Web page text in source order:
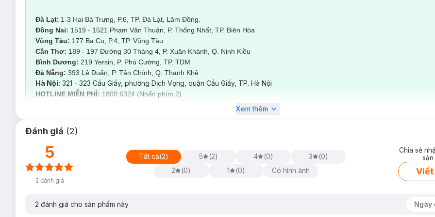
Đặc quyền liệu trình trọn gói khi khách hàng triệt lông tại Hasaki Clinic
Những trường hợp được khuyên sử dụng dịch vụ Triệt Lông Diode Laser:
Đã sử dụng nhiều biện pháp loại bỏ lông như: wax, cạo, nhổ,... nhưng không mang lại hiệu quả và khiến nang lông trở nên
Đà Lạt: 1-3 Hai Bà Trưng, P.6, TP. Đà Lạt, Lâm Đồng.
Đồng Nai: 1519 - 1521 Phạm Văn Thuận, P. Thống Nhất, TP. Biên Hòa
Vũng Tàu: 177 Ba Cu, P.4, TP. Vũng Tàu
Cần Thơ: 189 - 197 Đường 30 Tháng 4, P. Xuân Khánh, Q. Ninh Kiều
Bình Dương: 219 Yersin, P. Phú Cường, TP. TDM
Đà Nẵng: 393 Lê Duẩn, P. Tân Chính, Q. Thanh Khê
Hà Nội: 321 - 323 Cầu Giấy, phường Dịch Vọng, quận Cầu Giấy, TP. Hà Nội
HOTLINE MIỄN PHÍ: 1800 6324 (Nhấn phím 2)
Xem thêm
Đánh giá (2)
5
2 đánh giá
Tất cả(2) 5 (2) 4 (0) 3 (0)
2
(0) 1 (0) Có hình ảnh
Chia sẻ
Viết
2 đánh giá cho sản phẩm này Ngày